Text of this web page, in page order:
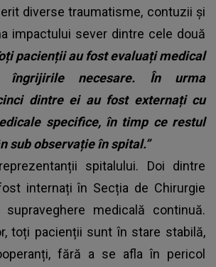
diverse traumatisme, contuzii și
impactului sever dintre cele două
pacienții au fost evaluați medical
necesare. În urma
dintre ei au fost externați cu
specifice, în timp ce restul
sub observație în spital.”
spitalului. Doi dintre
internați în Secția de Chirurgie
medicală continuă.
toți pacienții sunt în stare stabilă,
fără a se afla în pericol